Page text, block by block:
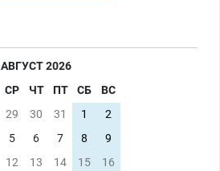
АВГУСТ 2026
СР ЧТ ПТ СБ
ВС
29 30 31 1
2
5 6 7 8
9
12 13 14 15
16